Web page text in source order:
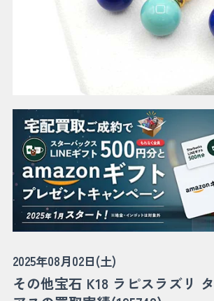
2025年08月02日(土)
その他宝石 K18 ラピスラズリ